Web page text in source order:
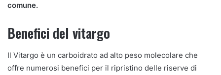
comune.
Benefici del vitargo
Il Vitargo è un carboidrato ad alto peso molecolare che
offre numerosi benefici per il ripristino delle riserve di